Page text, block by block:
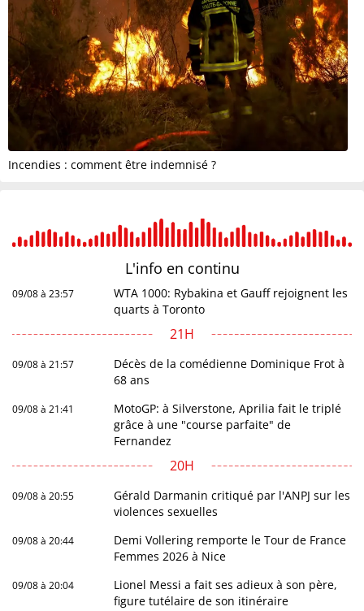
Incendies : comment être indemnisé ?
L'info en continu
09/08 à 23:57
WTA 1000: Rybakina et Gauff rejoignent les
quarts à Toronto
21H
09/08 à 21:57
Décès de la comédienne Dominique Frot à
68 ans
09/08 à 21:41
MotoGP: à Silverstone, Aprilia fait le triplé
grâce à une "course parfaite" de
Fernandez
20H
09/08 à 20:55
Gérald Darmanin critiqué par l'ANPJ sur les
violences sexuelles
09/08 à 20:44
Demi Vollering remporte le Tour de France
Femmes 2026 à Nice
09/08 à 20:04
Lionel Messi a fait ses adieux à son père,
figure tutélaire de son itinéraire